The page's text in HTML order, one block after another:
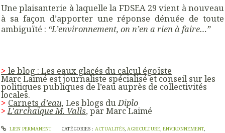
Une plaisanterie à laquelle la FDSEA 29 vient à nouveau
à sa façon d’apporter une réponse dénuée de toute
ambiguïté : “L’environnement, on n’en a rien à faire…”
> le blog : Les eaux glacés du calcul égoïste
Marc Laimé est journaliste spécialisé et conseil sur les
politiques publiques de l’eau auprès de collectivités
locales.
> Carnets d’eau, Les blogs du Diplo
> L'archaïque M. Valls, par Marc Laimé
LIEN PERMANENT CATÉGORIES : ACTUALITÉS, AGRICULTURE, ENVIRONNEMENT,